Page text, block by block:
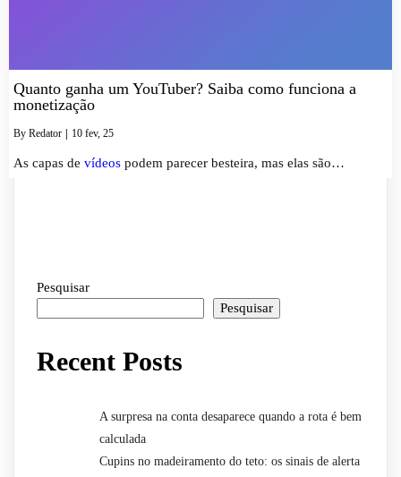
Quanto ganha um YouTuber? Saiba como funciona a
monetização
By Redator | 10 fev, 25
As capas de vídeos podem parecer besteira, mas elas são…
Pesquisar
Pesquisar
Recent Posts
A surpresa na conta desaparece quando a rota é bem
calculada
Cupins no madeiramento do teto: os sinais de alerta